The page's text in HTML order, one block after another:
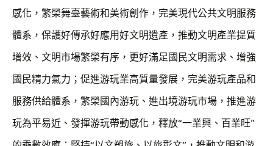
感化，繁榮舞臺藝術和美術創作，完美現代公共文明服務
體系，保護好傳承好應用好文明遺產，推動文明產業提質
增效、文明市場繁榮有序，更好滿足國民文明需求、增強
國民精力氣力；促進游玩業高質量發展，完美游玩產品和
服務供給體系，繁榮國內游玩、進出境游玩市場，推進游
玩為平易近、發揮游玩帶動感化，釋放“一業興、百業旺”